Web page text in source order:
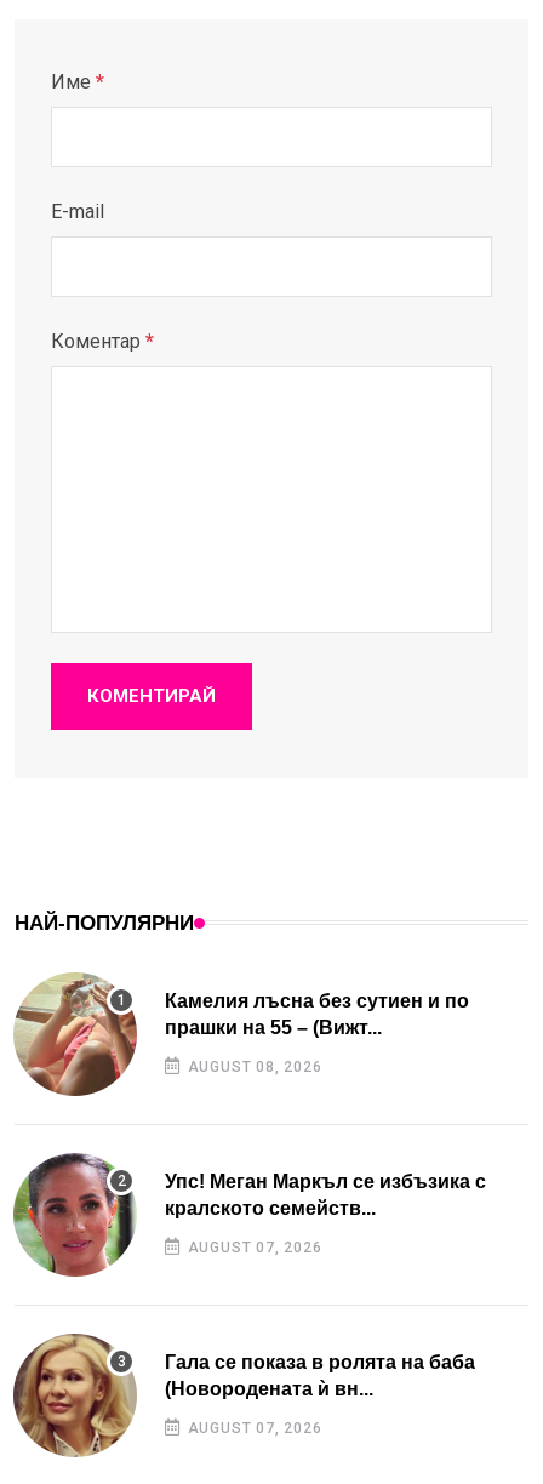
Име *
E-mail
Коментар *
КОМЕНТИРАЙ
НАЙ-ПОПУЛЯРНИ
Камелия лъсна без сутиен и по
прашки на 55 – (Вижт...
AUGUST 08, 2026
Упс! Меган Маркъл се избъзика с
кралското семейств...
AUGUST 07, 2026
Гала се показа в ролята на баба
(Новородената ѝ вн...
AUGUST 07, 2026